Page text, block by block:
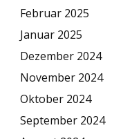
Februar 2025
Januar 2025
Dezember 2024
November 2024
Oktober 2024
September 2024